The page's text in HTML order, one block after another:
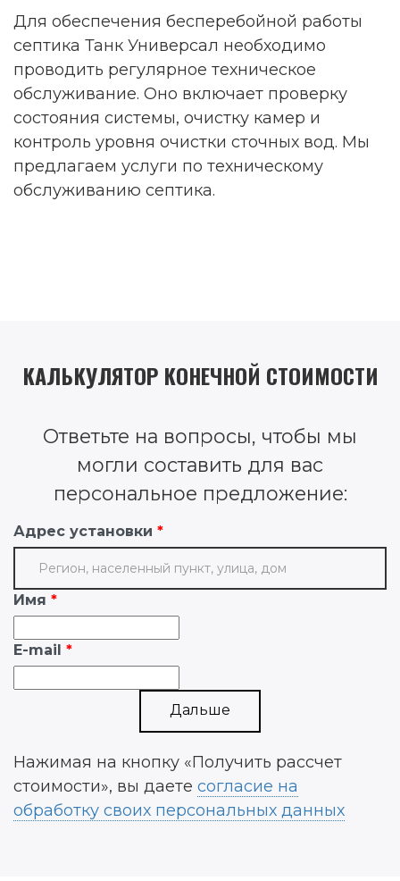
Для обеспечения бесперебойной работы
септика Танк Универсал необходимо
проводить регулярное техническое
обслуживание. Оно включает проверку
состояния системы, очистку камер и
контроль уровня очистки сточных вод. Мы
предлагаем услуги по техническому
обслуживанию септика.
КАЛЬКУЛЯТОР КОНЕЧНОЙ СТОИМОСТИ
Ответьте на вопросы, чтобы мы
могли составить для вас
персональное предложение:
Адрес установки
Имя
E-mail
Дальше
Нажимая на кнопку «Получить рассчет
стоимости», вы даете согласие на
обработку своих персональных данных